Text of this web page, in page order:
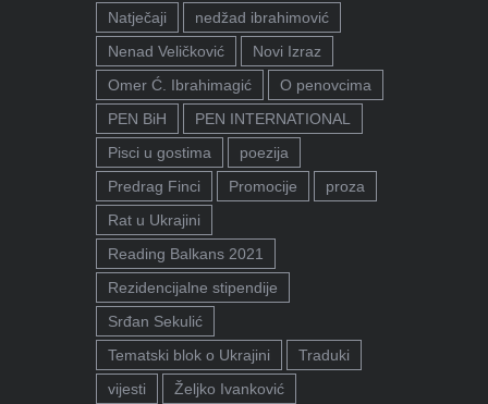
Natječaji
nedžad ibrahimović
Nenad Veličković
Novi Izraz
Omer Ć. Ibrahimagić
O penovcima
PEN BiH
PEN INTERNATIONAL
Pisci u gostima
poezija
Predrag Finci
Promocije
proza
Rat u Ukrajini
Reading Balkans 2021
Rezidencijalne stipendije
Srđan Sekulić
Tematski blok o Ukrajini
Traduki
vijesti
Željko Ivanković